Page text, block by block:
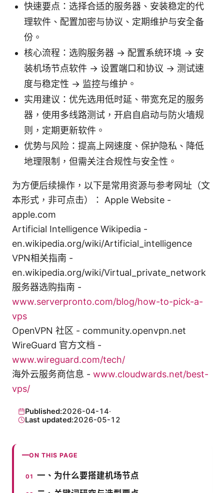
快速要点：选择合适的服务器、安装稳定的代
理软件、配置加密与协议、定期维护与安全备
份。
核心流程：选购服务器 → 配置系统环境 → 安
装机场节点软件 → 设置端口和协议 → 测试速
度与稳定性 → 监控与维护。
实用建议：优先选用低时延、带宽充足的服务
器，使用多线路测试，开启自启动与防火墙规
则，定期更新软件。
优势与风险：提高上网速度、保护隐私、降低
地理限制，但需关注合规性与安全性。
为方便后续操作，以下是常用资源与参考网址（文
本形式，非可点击）： Apple Website -
apple.com
Artificial Intelligence Wikipedia -
en.wikipedia.org/wiki/Artificial_intelligence
VPN相关指南 -
en.wikipedia.org/wiki/Virtual_private_network
服务器选购指南 -
www.serverpronto.com/blog/how-to-pick-a-
vps
OpenVPN 社区 - community.openvpn.net
WireGuard 官方文档 -
www.wireguard.com/tech/
海外云服务商信息 - www.cloudwards.net/best-
vps/
Published:2026-04-14·
Last updated:2026-05-12
ON THIS PAGE
一、为什么要搭建机场节点